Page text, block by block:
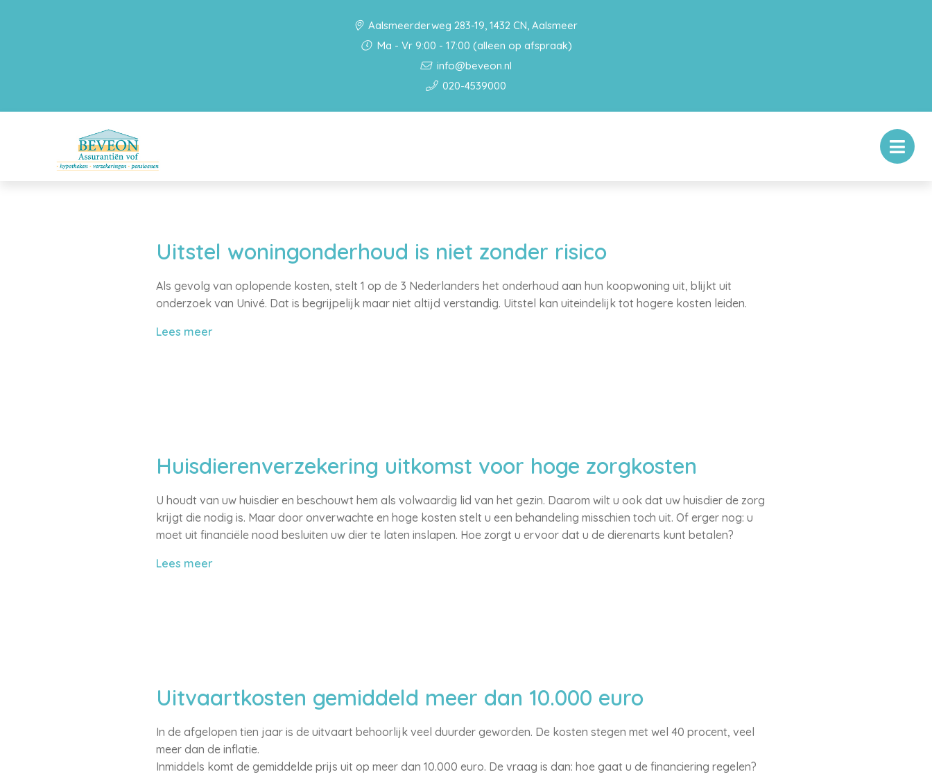
Aalsmeerderweg 283-19, 1432 CN, Aalsmeer
Ma - Vr 9:00 - 17:00 (alleen op afspraak)
info@beveon.nl
020-4539000
Uitstel woningonderhoud is niet zonder risico
Als gevolg van oplopende kosten, stelt 1 op de 3 Nederlanders het onderhoud aan hun koopwoning uit, blijkt uit
onderzoek van Univé. Dat is begrijpelijk maar niet altijd verstandig. Uitstel kan uiteindelijk tot hogere kosten leiden.
Lees meer
Huisdierenverzekering uitkomst voor hoge zorgkosten
U houdt van uw huisdier en beschouwt hem als volwaardig lid van het gezin. Daarom wilt u ook dat uw huisdier de zorg
krijgt die nodig is. Maar door onverwachte en hoge kosten stelt u een behandeling misschien toch uit. Of erger nog: u
moet uit financiële nood besluiten uw dier te laten inslapen. Hoe zorgt u ervoor dat u de dierenarts kunt betalen?
Lees meer
Uitvaartkosten gemiddeld meer dan 10.000 euro
In de afgelopen tien jaar is de uitvaart behoorlijk veel duurder geworden. De kosten stegen met wel 40 procent, veel
meer dan de inflatie.
Inmiddels komt de gemiddelde prijs uit op meer dan 10.000 euro. De vraag is dan: hoe gaat u de financiering regelen?